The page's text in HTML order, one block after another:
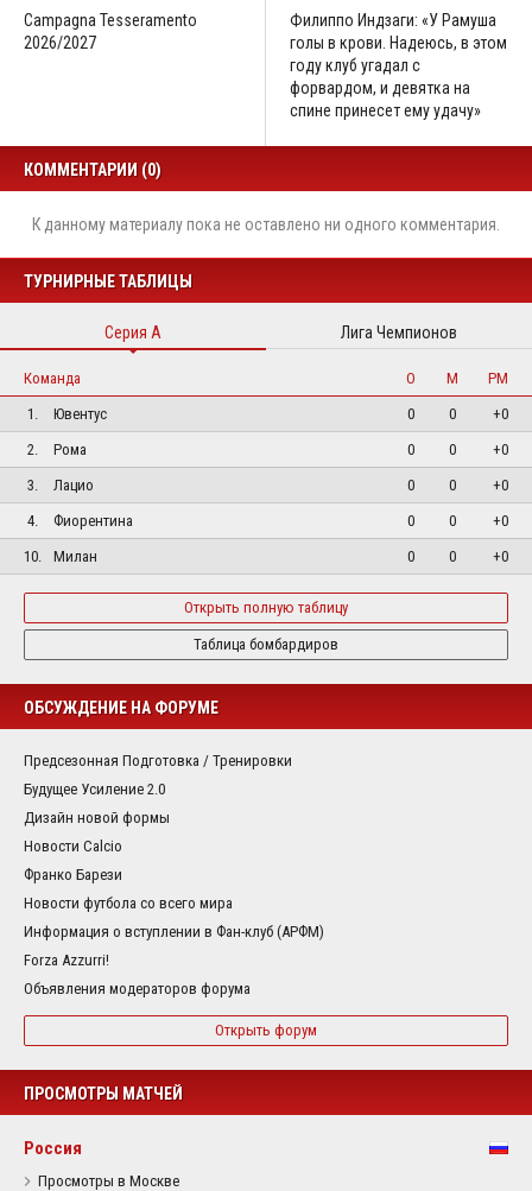
Campagna Tesseramento
2026/2027
Филиппо Индзаги: «У Рамуша
голы в крови. Надеюсь, в этом
году клуб угадал с
форвардом, и девятка на
спине принесет ему удачу»
КОММЕНТАРИИ (0)
К данному материалу пока не оставлено ни одного комментария.
ТУРНИРНЫЕ ТАБЛИЦЫ
Серия А Лига Чемпионов
Команда О М
РМ
1.
Ювентус 0 0
+0
2.
Рома 0 0
+0
3.
Лацио 0 0
+0
4.
Фиорентина 0 0
+0
10.
Милан 0 0 +0
Открыть полную таблицу
Таблица бомбардиров
ОБСУЖДЕНИЕ НА ФОРУМЕ
Предсезонная Подготовка / Тренировки
Будущее Усиление 2.0
Дизайн новой формы
Новости Calcio
Франко Барези
Новости футбола со всего мира
Информация о вступлении в Фан-клуб (АРФМ)
Forza Azzurri!
Объявления модераторов форума
Открыть форум
ПРОСМОТРЫ МАТЧЕЙ
Россия
Просмотры в Москве